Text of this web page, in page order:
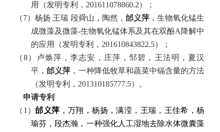
用（发明专利，201611078860.2）；
（7）杨扬 王瑞 段舜山，陶然， 邰义萍，生物氧化锰生
成微藻及微藻-生物氧化锰体系及其在双酚A 降解中
的应用（发明专利， 201610843822.5）；
（8）卢焕萍，李志安，庄萍，邹碧，王法明，夏汉
平，邰义萍 ，一种降低牧草和蔬菜中镉含量的方法
（发明专利，201310185777.5）。
申请专利
（1 ）邰义萍 ，万翔，杨扬，满滢，王瑞，王佳希，杨
瑜芬，段杰瀚，一种强化人工湿地去除水体微囊藻